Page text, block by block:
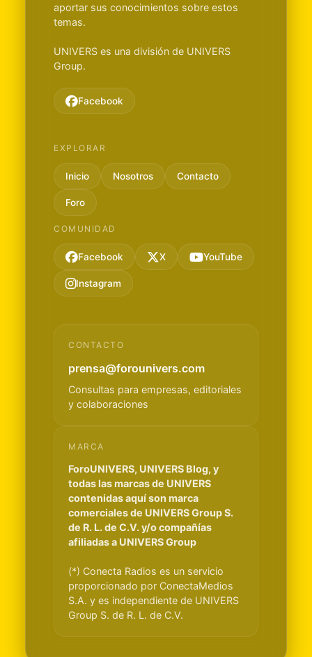
aportar sus conocimientos sobre estos
temas.
UNIVERS es una división de UNIVERS
Group.
Facebook
EXPLORAR
Inicio Nosotros Contacto
Foro
COMUNIDAD
Facebook X YouTube
Instagram
CONTACTO
prensa@forounivers.com
Consultas para empresas, editoriales
y colaboraciones
MARCA
ForoUNIVERS, UNIVERS Blog, y
todas las marcas de UNIVERS
contenidas aquí son marca
comerciales de UNIVERS Group S.
de R. L. de C.V. y/o compañías
afiliadas a UNIVERS Group
(*) Conecta Radios es un servicio
proporcionado por ConectaMedios
S.A. y es independiente de UNIVERS
Group S. de R. L. de C.V.